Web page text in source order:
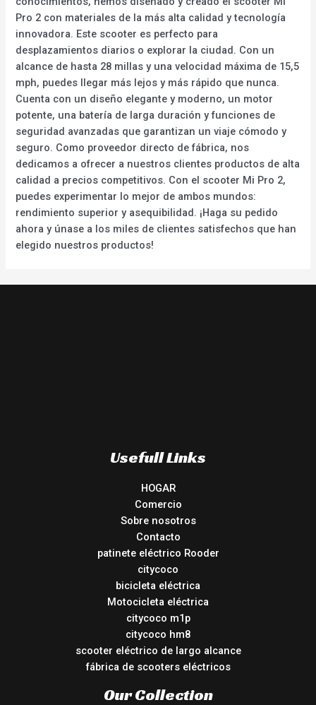
Pro 2 con materiales de la más alta calidad y tecnología
innovadora. Este scooter es perfecto para
desplazamientos diarios o explorar la ciudad. Con un
alcance de hasta 28 millas y una velocidad máxima de 15,5
mph, puedes llegar más lejos y más rápido que nunca.
Cuenta con un diseño elegante y moderno, un motor
potente, una batería de larga duración y funciones de
seguridad avanzadas que garantizan un viaje cómodo y
seguro. Como proveedor directo de fábrica, nos
dedicamos a ofrecer a nuestros clientes productos de alta
calidad a precios competitivos. Con el scooter Mi Pro 2,
puedes experimentar lo mejor de ambos mundos:
rendimiento superior y asequibilidad. ¡Haga su pedido
ahora y únase a los miles de clientes satisfechos que han
elegido nuestros productos!
Usefull Links
HOGAR
Comercio
Sobre nosotros
Contacto
patinete eléctrico Rooder
citycoco
bicicleta eléctrica
Motocicleta eléctrica
citycoco m1p
citycoco hm8
scooter eléctrico de largo alcance
fábrica de scooters eléctricos
Our Collection